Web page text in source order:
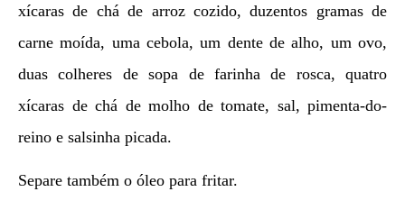
xícaras de chá de arroz cozido, duzentos gramas de
carne moída, uma cebola, um dente de alho, um ovo,
duas colheres de sopa de farinha de rosca, quatro
xícaras de chá de molho de tomate, sal, pimenta-do-
reino e salsinha picada.
Separe também o óleo para fritar.